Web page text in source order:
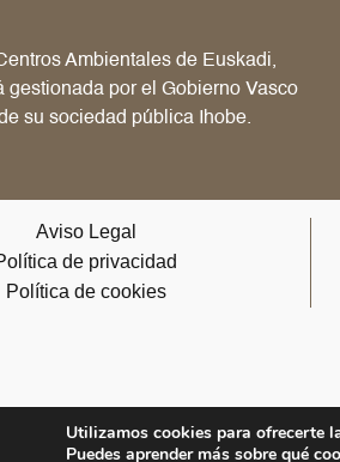
Ambientales de Euskadi,
gestionada por el Gobierno Vasco
su sociedad pública Ihobe.
Aviso Legal
de privacidad
Política de cookies
Utilizamos cookies para ofrecerte
Puedes aprender más sobre qué